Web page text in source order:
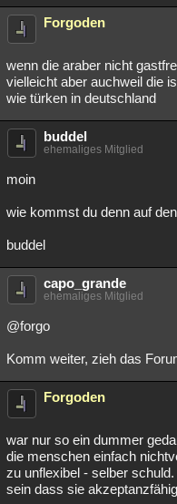
Forgoden
wenn die araber nicht
vielleicht aber auchweil die
wie türken in deutschland
buddel
ehemaliges Mitglied
moin
wie kommst du denn auf
buddel
capo_grande
ehemaliges Mitglied
@forgo
Komm weiter, zieh das
Forgoden
war nur so ein dummer
die menschen einfach
zu unflexibel - selber
sein dass sie